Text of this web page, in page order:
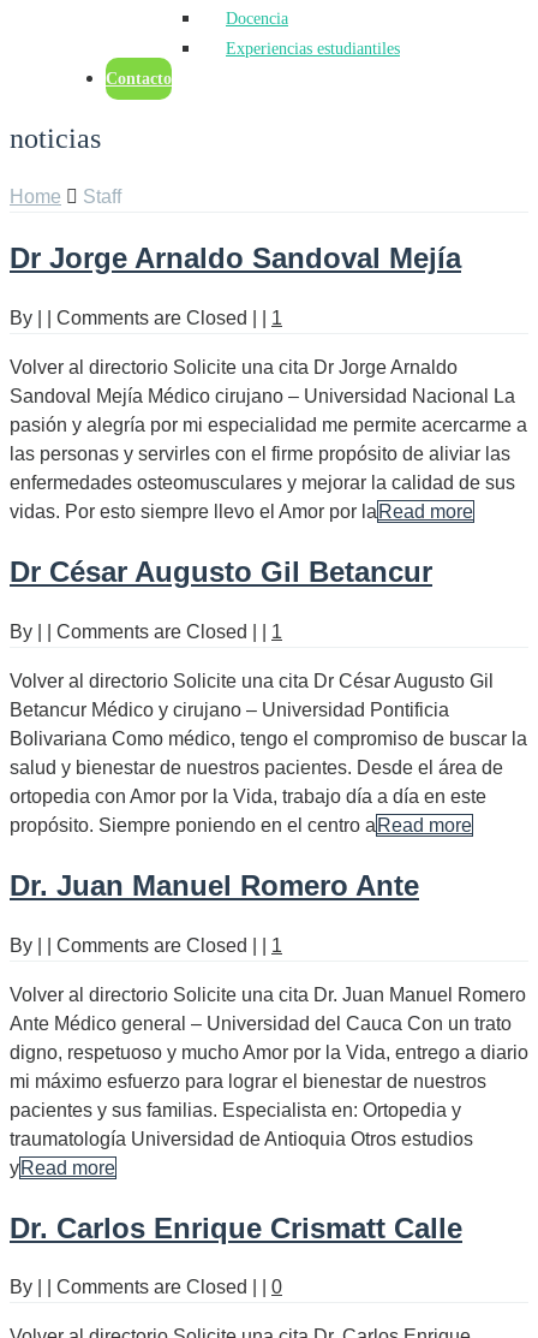
Docencia
Experiencias estudiantiles
Contacto
noticias
Home Staff
Dr Jorge Arnaldo Sandoval Mejía
By Comments are Closed 1
Volver al directorio Solicite una cita Dr Jorge Arnaldo
Sandoval Mejía Médico cirujano – Universidad Nacional La
pasión y alegría por mi especialidad me permite acercarme a
las personas y servirles con el firme propósito de aliviar las
enfermedades osteomusculares y mejorar la calidad de sus
vidas. Por esto siempre llevo el Amor por la Read more
Dr César Augusto Gil Betancur
By Comments are Closed 1
Volver al directorio Solicite una cita Dr César Augusto Gil
Betancur Médico y cirujano – Universidad Pontificia
Bolivariana Como médico, tengo el compromiso de buscar la
salud y bienestar de nuestros pacientes. Desde el área de
ortopedia con Amor por la Vida, trabajo día a día en este
propósito. Siempre poniendo en el centro a Read more
Dr. Juan Manuel Romero Ante
By Comments are Closed 1
Volver al directorio Solicite una cita Dr. Juan Manuel Romero
Ante Médico general – Universidad del Cauca Con un trato
digno, respetuoso y mucho Amor por la Vida, entrego a diario
mi máximo esfuerzo para lograr el bienestar de nuestros
pacientes y sus familias. Especialista en: Ortopedia y
traumatología Universidad de Antioquia Otros estudios
yRead more
Dr. Carlos Enrique Crismatt Calle
By Comments are Closed 0